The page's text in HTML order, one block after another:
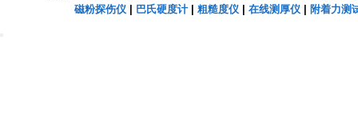
磁粉探伤仪| 巴氏硬度计| 粗糙度仪| 在线测厚仪| 附着力测